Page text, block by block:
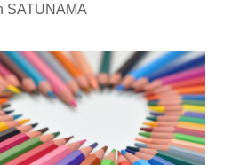
SATUNAMA